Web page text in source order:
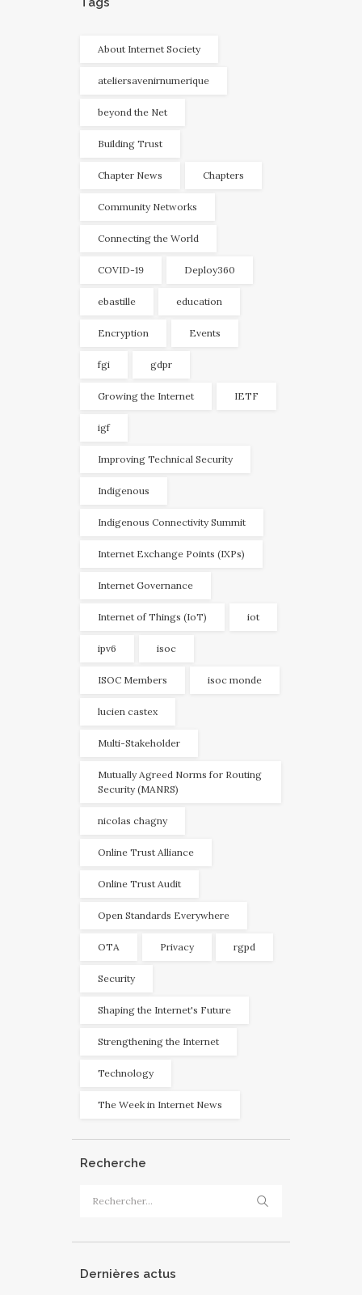
About Internet Society
ateliersavenirnumerique
beyond the Net
Building Trust
Chapter News Chapters
Community Networks
Connecting the World
COVID-19 Deploy360
ebastille education
Encryption Events
fgi gdpr
Growing the Internet IETF
igf
Improving Technical Security
Indigenous
Indigenous Connectivity Summit
Internet Exchange Points (IXPs)
Internet Governance
Internet of Things (IoT) iot
ipv6 isoc
ISOC Members isoc monde
lucien castex
Multi-Stakeholder
Mutually Agreed Norms for Routing
Security (MANRS)
nicolas chagny
Online Trust Alliance
Online Trust Audit
Open Standards Everywhere
OTA Privacy rgpd
Security
Shaping the Internet's Future
Strengthening the Internet
Technology
The Week in Internet News
Recherche
Dernières actus